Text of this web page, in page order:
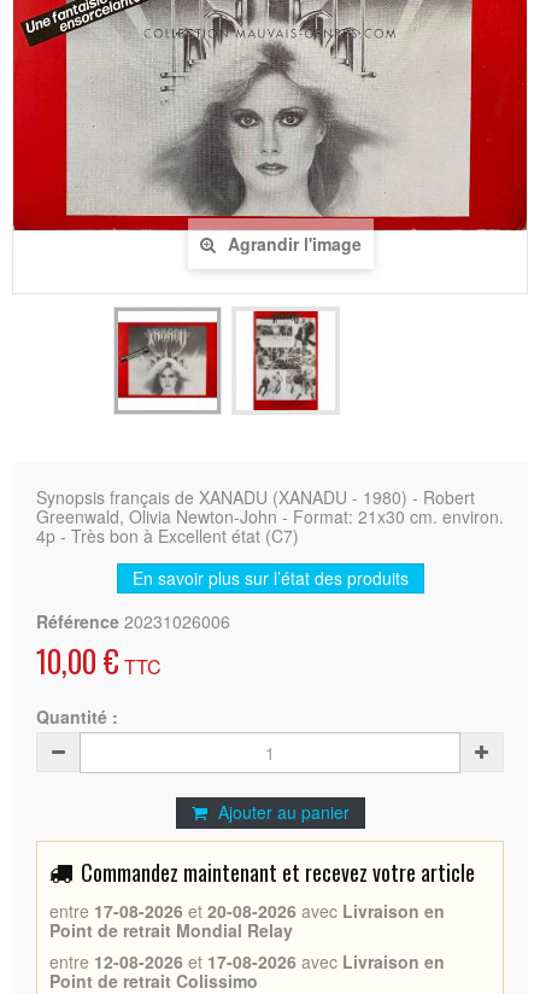
Agrandir l'image
Synopsis français de XANADU (XANADU - 1980) - Robert
Greenwald, Olivia Newton-John - Format: 21x30 cm. environ.
4p - Très bon à Excellent état (C7)
En savoir plus sur l’état des produits
Référence 20231026006
10,00 € TTC
Quantité :
Ajouter au panier
Commandez maintenant et recevez votre article
entre 17-08-2026 et 20-08-2026 avec Livraison en
Point de retrait Mondial Relay
entre 12-08-2026 et 17-08-2026 avec Livraison en
Point de retrait Colissimo